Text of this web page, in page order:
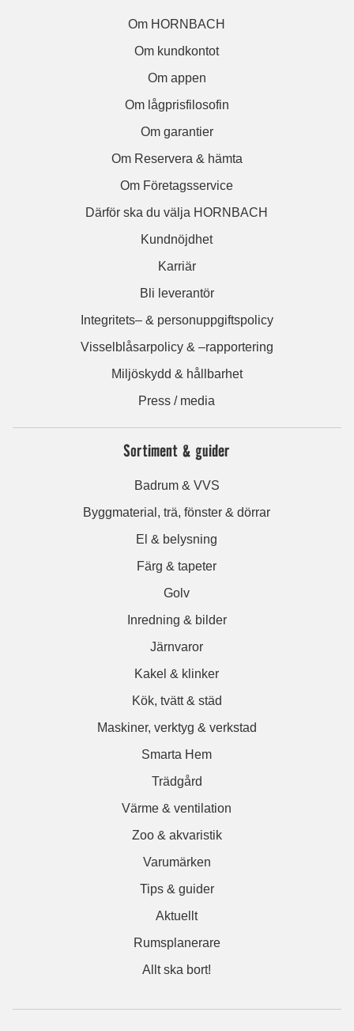
Om HORNBACH
Om kundkontot
Om appen
Om lågprisfilosofin
Om garantier
Om Reservera & hämta
Om Företagsservice
Därför ska du välja HORNBACH
Kundnöjdhet
Karriär
Bli leverantör
Integritets– & personuppgiftspolicy
Visselblåsarpolicy & –rapportering
Miljöskydd & hållbarhet
Press / media
Sortiment & guider
Badrum & VVS
Byggmaterial, trä, fönster & dörrar
El & belysning
Färg & tapeter
Golv
Inredning & bilder
Järnvaror
Kakel & klinker
Kök, tvätt & städ
Maskiner, verktyg & verkstad
Smarta Hem
Trädgård
Värme & ventilation
Zoo & akvaristik
Varumärken
Tips & guider
Aktuellt
Rumsplanerare
Allt ska bort!